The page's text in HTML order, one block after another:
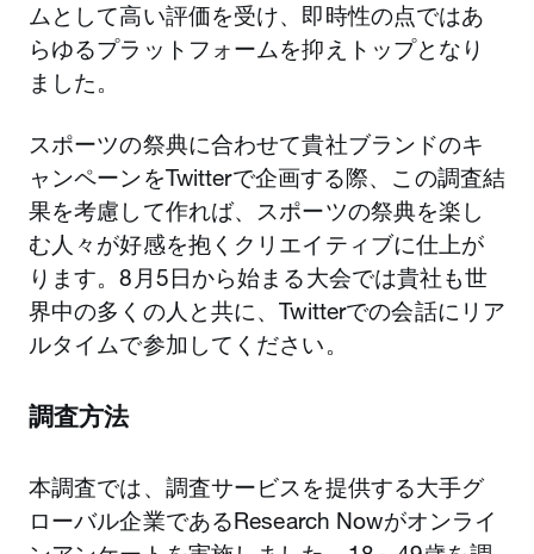
ムとして高い評価を受け、即時性の点ではあ
らゆるプラットフォームを抑えトップとなり
ました。
スポーツの祭典に合わせて貴社ブランドのキ
ャンペーンをTwitterで企画する際、この調査結
果を考慮して作れば、スポーツの祭典を楽し
む人々が好感を抱くクリエイティブに仕上が
ります。8月5日から始まる大会では貴社も世
界中の多くの人と共に、Twitterでの会話にリア
ルタイムで参加してください。
調査方法
本調査では、調査サービスを提供する大手グ
ローバル企業であるResearch Nowがオンライ